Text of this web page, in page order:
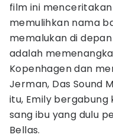
film ini
memulihkan nama
memalukan di
adalah
Kopenhagen dan
Jerman, Das Sound
itu, Emily bergabung
sang ibu yang dulu
Bellas.